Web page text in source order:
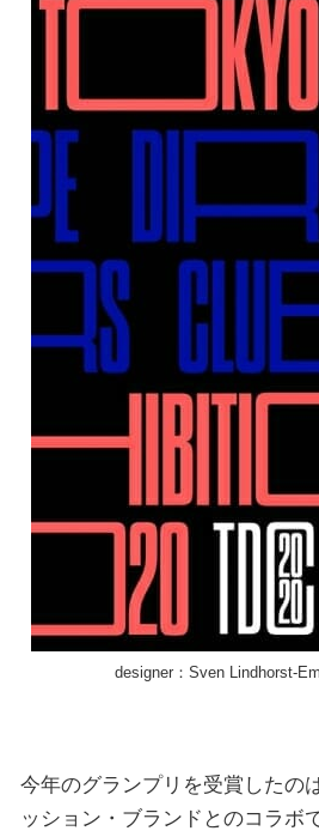
designer：Sven Lindhorst-
今年のグランプリを受賞したの
ッション・ブランドとのコラボ